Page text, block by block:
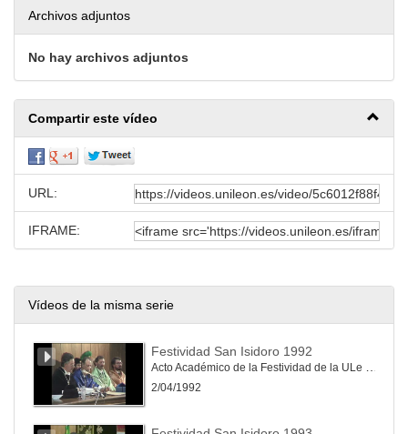
Archivos adjuntos
No hay archivos adjuntos
Compartir este vídeo
URL:
IFRAME:
Vídeos de la misma serie
Festividad San Isidoro 1992
2/04/1992